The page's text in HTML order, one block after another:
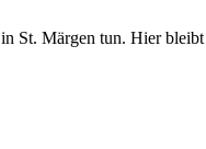
St. Märgen tun. Hier